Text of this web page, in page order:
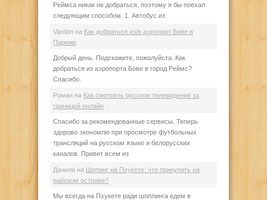
Реймса никак не добраться, поэтому я бы поехал
следующим способом. 1. Автобус из
Vardan на Как добраться из/в аэропорт Бове в
Париже
Добрый день. Подскажите, пожалуйста. Как
добраться из аэропорта Бове в город Реймс?
Спасибо.
Роман на Как смотреть русское телевидение за
границей онлайн
Спасибо за рекомендованные сервисы. Теперь
здорово экономлю при просмотре футбольных
трансляций на русском языке и белорусских
каналов. Привет всем из
Данила на Шопинг на Пхукете: что прикупить на
райском острове?
Мы всегда на Пхукете ради шоппинга едем в